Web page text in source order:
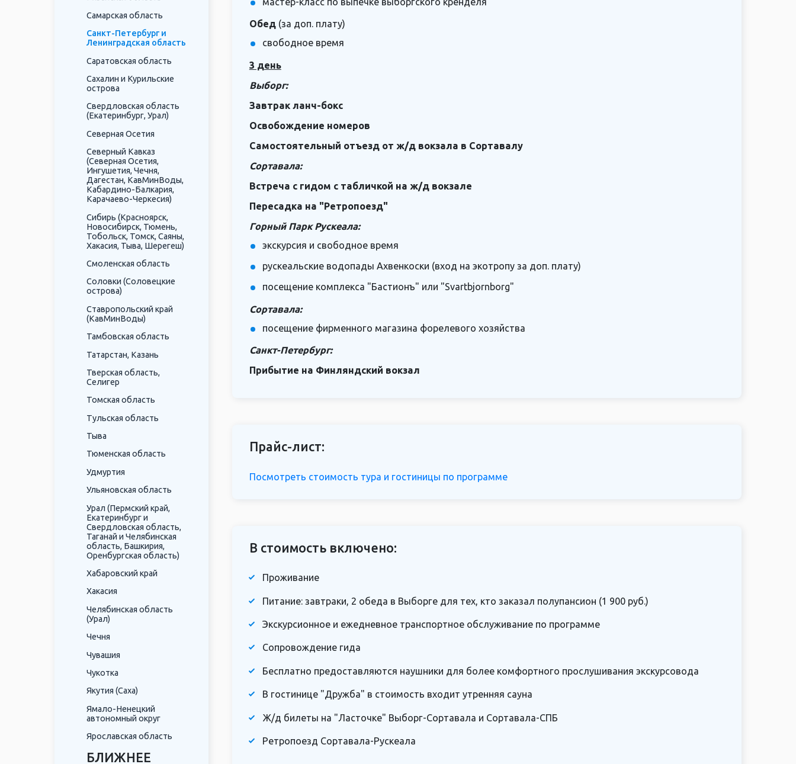
Самарская область
Санкт-Петербург и
Ленинградская область
Саратовская область
Сахалин и Курильские
острова
Свердловская область
(Екатеринбург, Урал)
Северная Осетия
Северный Кавказ
(Северная Осетия,
Ингушетия, Чечня,
Дагестан, КавМинВоды,
Кабардино-Балкария,
Карачаево-Черкесия)
Сибирь (Красноярск,
Новосибирск, Тюмень,
Тобольск, Томск, Саяны,
Хакасия, Тыва, Шерегеш)
Смоленская область
Соловки (Соловецкие
острова)
Ставропольский край
(КавМинВоды)
Тамбовская область
Татарстан, Казань
Тверская область,
Селигер
Томская область
Тульская область
Тыва
Тюменская область
Удмуртия
Ульяновская область
Урал (Пермский край,
Екатеринбург и
Свердловская область,
Таганай и Челябинская
область, Башкирия,
Оренбургская область)
Хабаровский край
Хакасия
Челябинская область
(Урал)
Чечня
Чувашия
Чукотка
Якутия (Саха)
Ямало-Ненецкий
автономный округ
Ярославская область
БЛИЖНЕЕ
Обед(за доп. плату)
свободное время
3 день
Выборг:
Завтрак ланч-бокс
Освобождение номеров
Самостоятельный отъезд от ж/д вокзала в Сортавалу
Сортавала:
Встреча с гидом с табличкой на ж/д вокзале
Пересадка на "Ретропоезд"
Горный Парк Рускеала:
экскурсия и свободное время
рускеальские водопады Ахвенкоски (вход на экотропу за доп. плату)
посещение комплекса "Бастионъ" или "Svartbjornborg"
Сортавала:
посещение фирменного магазина форелевого хозяйства
Санкт-Петербург:
Прибытие на Финляндский вокзал
Прайс-лист:
Посмотреть стоимость тура и гостиницы по программе
В стоимость включено:
Проживание
Питание: завтраки, 2 обеда в Выборге для тех, кто заказал полупансион (1 900 руб.)
Экскурсионное и ежедневное транспортное обслуживание по программе
Сопровождение гида
Бесплатно предоставляются наушники для более комфортного прослушивания экскурсовода
В гостинице "Дружба" в стоимость входит утренняя сауна
Ж/д билеты на "Ласточке" Выборг-Сортавала и Сортавала-СПБ
Ретропоезд Сортавала-Рускеала